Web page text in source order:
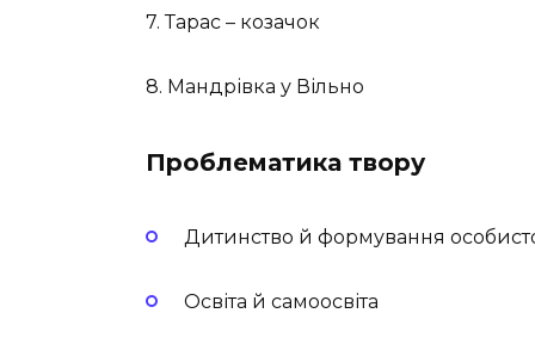
7. Тарас – козачок
8. Мандрівка у Вільно
Проблематика твору
Дитинство й формування
Освіта й самоосвіта